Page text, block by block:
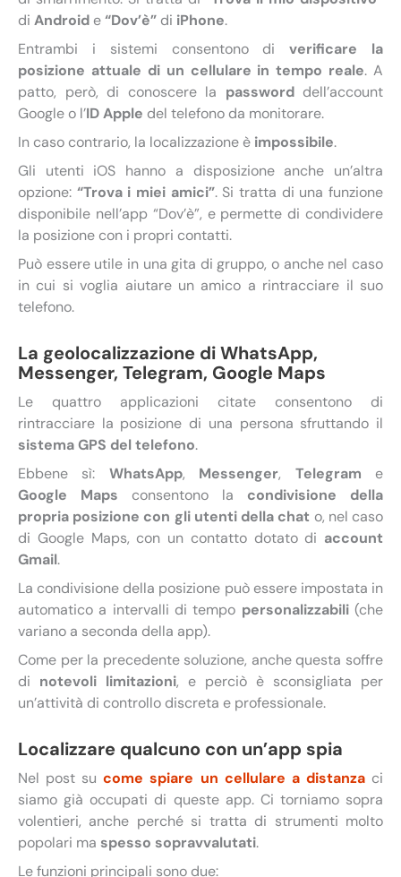
di Android e“Dov’è” di iPhone.
Entrambi i sistemi consentono diverificare la
posizione attuale di un cellulare in tempo reale. A
patto, però, di conoscere la passworddell’account
Google o l’ID Apple del telefono da monitorare.
In caso contrario, la localizzazione è impossibile.
Gli utenti iOS hanno a disposizione anche un’altra
opzione: “Trova i miei amici”. Si tratta di una funzione
disponibile nell’app “Dov’è”, e permette di condividere
la posizione con i propri contatti.
Può essere utile in una gita di gruppo, o anche nel caso
in cui si voglia aiutare un amico a rintracciare il suo
telefono.
La geolocalizzazione di WhatsApp,
Messenger, Telegram, Google Maps
Le quattro applicazioni citate consentono di
rintracciare la posizione di una persona sfruttando il
sistema GPS del telefono.
Ebbene sì: WhatsApp, Messenger, Telegram e
Google Maps consentono la condivisione della
propria posizione con gli utenti della chat o, nel caso
di Google Maps, con un contatto dotato di account
Gmail.
La condivisione della posizione può essere impostata in
automatico a intervalli di tempo personalizzabili(che
variano a seconda della app).
Come per la precedente soluzione, anche questa soffre
di notevoli limitazioni, e perciò è sconsigliata per
un’attività di controllo discreta e professionale.
Localizzare qualcuno con un’app spia
Nel post sucome spiare un cellulare a distanzaci
siamo già occupati di queste app. Ci torniamo sopra
volentieri, anche perché si tratta di strumenti molto
popolari ma spesso sopravvalutati.
Le funzioni principali sono due: